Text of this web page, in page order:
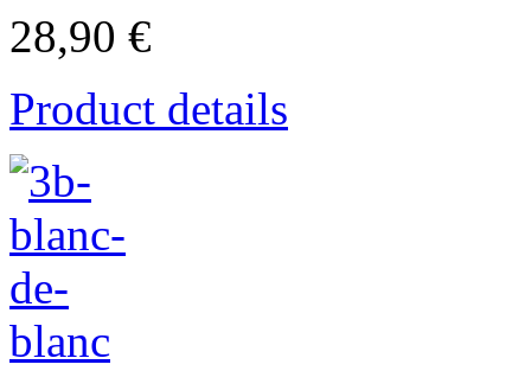
28,90 €
Product details